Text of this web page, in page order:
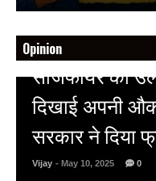
Opinion
HOT NEWS
अल्बर्ट हॉल पर
राजस्थानी लोक
Vijay - March 30, 2025